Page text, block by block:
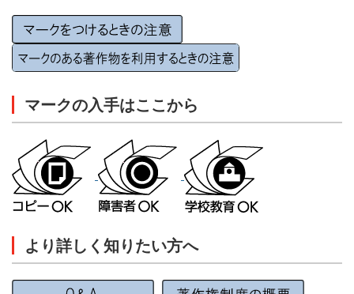
マークの入手はここから
より詳しく知りたい方へ